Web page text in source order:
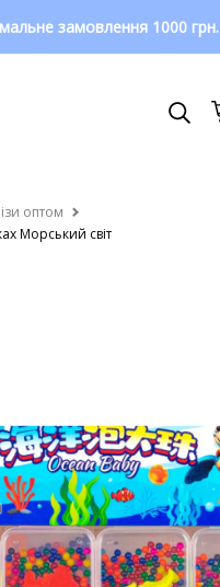
замовлення 1000 грн.
оптом
Морський світ